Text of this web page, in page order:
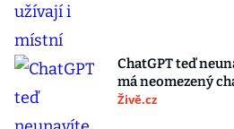
ChatGPT teď
má neomezený
Živě.cz